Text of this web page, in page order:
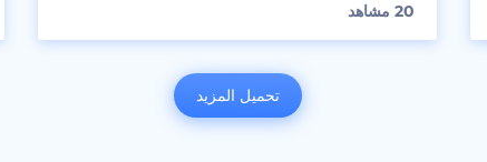
20 مشاهد
تحميل المزيد